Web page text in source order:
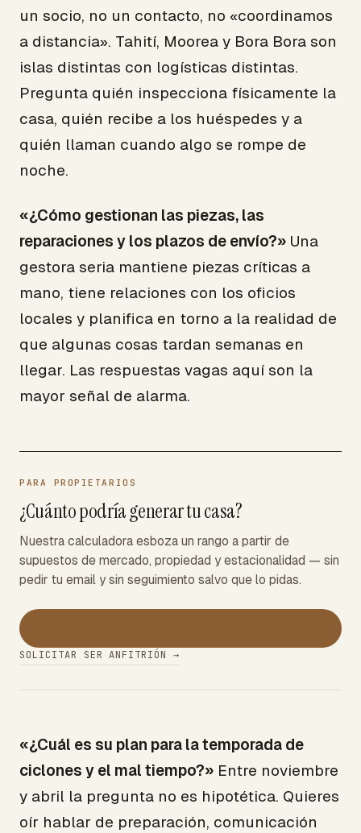
un socio, no un contacto, no «coordinamos
a distancia». Tahití, Moorea y Bora Bora son
islas distintas con logísticas distintas.
Pregunta quién inspecciona físicamente la
casa, quién recibe a los huéspedes y a
quién llaman cuando algo se rompe de
noche.
«¿Cómo gestionan las piezas, las
reparaciones y los plazos de envío?» Una
gestora seria mantiene piezas críticas a
mano, tiene relaciones con los oficios
locales y planifica en torno a la realidad de
que algunas cosas tardan semanas en
llegar. Las respuestas vagas aquí son la
mayor señal de alarma.
PARA PROPIETARIOS
¿Cuánto podría generar tu casa?
Nuestra calculadora esboza un rango a partir de
supuestos de mercado, propiedad y estacionalidad — sin
pedir tu email y sin seguimiento salvo que lo pidas.
SOLICITAR SER ANFITRIÓN →
«¿Cuál es su plan para la temporada de
ciclones y el mal tiempo?» Entre noviembre
y abril la pregunta no es hipotética. Quieres
oír hablar de preparación, comunicación